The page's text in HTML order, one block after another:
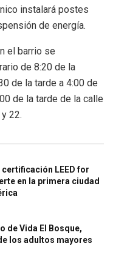
instalará postes
de energía.
el barrio se
de 8:20 de la
de la tarde a 4:00 de
de la tarde de la calle
22.
LEED for
en la primera ciudad
de Vida El Bosque,
los adultos mayores